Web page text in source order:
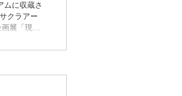
ムに収蔵さ
クラアー
展「現代
of